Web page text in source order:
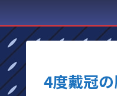
4度戴冠